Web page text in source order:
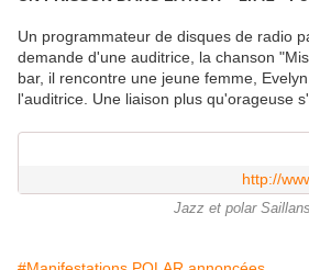
Un programmateur de disques de radio
demande d'une auditrice, la chanson
bar, il rencontre une jeune femme,
l'auditrice. Une liaison plus qu'orageuse
http://
Jazz et polar